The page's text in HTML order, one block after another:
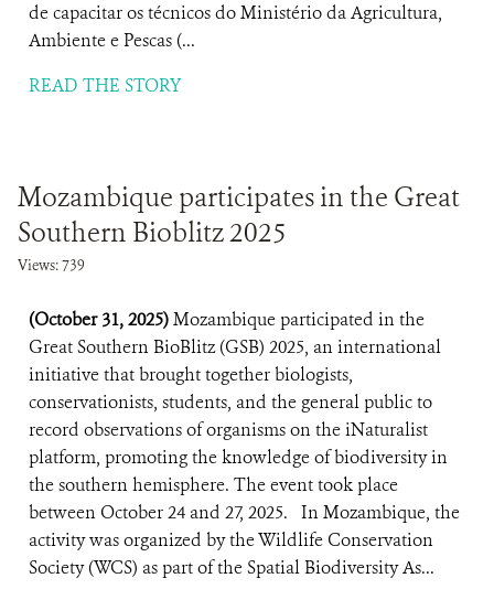
de capacitar os técnicos do Ministério da Agricultura,
Ambiente e Pescas (...
READ THE STORY
Mozambique participates in the Great
Southern Bioblitz 2025
Views: 739
(October 31, 2025)Mozambique participated in the
Great Southern BioBlitz (GSB) 2025, an international
initiative that brought together biologists,
conservationists, students, and the general public to
record observations of organisms on the iNaturalist
platform, promoting the knowledge of biodiversity in
the southern hemisphere. The event took place
between October 24 and 27, 2025. In Mozambique, the
activity was organized by the Wildlife Conservation
Society (WCS) as part of the Spatial Biodiversity As...